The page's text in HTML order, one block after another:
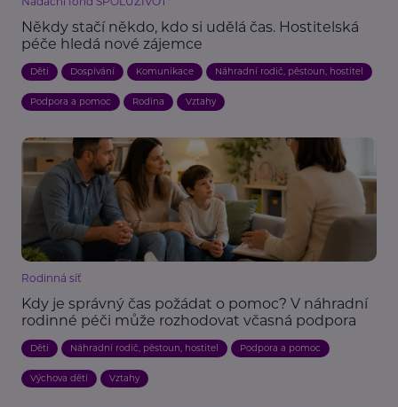
Někdy stačí někdo, kdo si udělá čas. Hostitelská
péče hledá nové zájemce
Děti Dospívání Komunikace Náhradní rodič, pěstoun, hostitel
Podpora a pomoc Rodina Vztahy
Rodinná síť
Kdy je správný čas požádat o pomoc? V náhradní
rodinné péči může rozhodovat včasná podpora
Děti Náhradní rodič, pěstoun, hostitel Podpora a pomoc
Výchova dětí Vztahy